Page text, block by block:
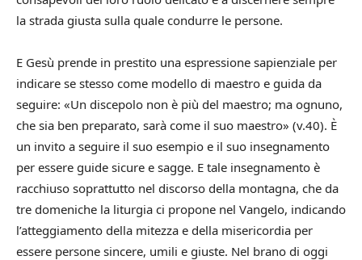
la strada giusta sulla quale condurre le persone.
E Gesù prende in prestito una espressione sapienziale per
indicare se stesso come modello di maestro e guida da
seguire: «Un discepolo non è più del maestro; ma ognuno,
che sia ben preparato, sarà come il suo maestro» (v.40). È
un invito a seguire il suo esempio e il suo insegnamento
per essere guide sicure e sagge. E tale insegnamento è
racchiuso soprattutto nel discorso della montagna, che da
tre domeniche la liturgia ci propone nel Vangelo, indicando
l’atteggiamento della mitezza e della misericordia per
essere persone sincere, umili e giuste. Nel brano di oggi